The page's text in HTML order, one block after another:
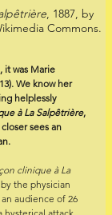
, 1887, by
Commons.
it was Marie
We know her
helplessly
à La Salpêtrière,
sees an
clinique à La
the physician
audience of 26